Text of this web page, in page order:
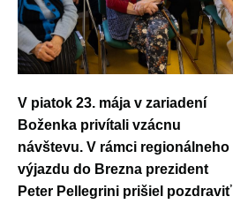
V piatok 23. mája v zariadení
Boženka privítali vzácnu
návštevu. V rámci regionálneho
výjazdu do Brezna prezident
Peter Pellegrini prišiel pozdraviť